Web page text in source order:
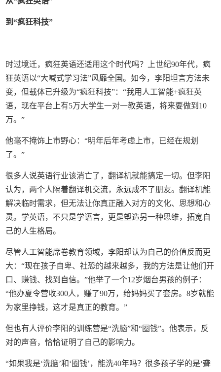
到“疯狂科技”
时过境迁，疯狂英语还适用这个时代吗？上世纪90年代，疯
狂英语以“大喊式学习法”风靡全国。如今，李阳坦言方法未
变，但载体已升级为“疯狂科技”：“我用人工智能+疯狂英
语，现在平台上有5万大学生一对一教英语，将来要做到10
万。”
他毫不掩饰上市野心：“明年后年考虑上市，已经在规划
了。”
很多人说英语行业该消亡了，翻译机就能搞定一切。但李阳
认为，两个人隔着翻译机交流，永远成不了朋友。翻译机能
解决临时需求，但无法让你真正融入对方的文化、思想和心
灵。学英语，不只是学语言，更是塑造另一种思维，拓宽自
己的人生格局。
尽管人工智能席卷教育领域，李阳却认为自己的价值反而更
大：“现在孩子自卑、社恐的越来越多，我的方法是让他们开
口、赚钱、找到自信。”他举了一个12岁烟台男孩的例子：
“他办夏令营收300人，赚了90万，给妈妈买了套房。8岁就能
为家里挣钱，这才是真正的教育。”
但也有人评价李阳的训练营是“洗脑”和“圈钱”。他表示，反
对的声音，恰恰证明了自己的影响力。
“如果我是‘洗脑’和‘圈钱’，能洗40年吗？很多孩子学的是‘聋